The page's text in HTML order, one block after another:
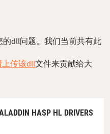
dll问题。我们当前共有此
上传该dll文件来贡献给大
HASP HL DRIVERS